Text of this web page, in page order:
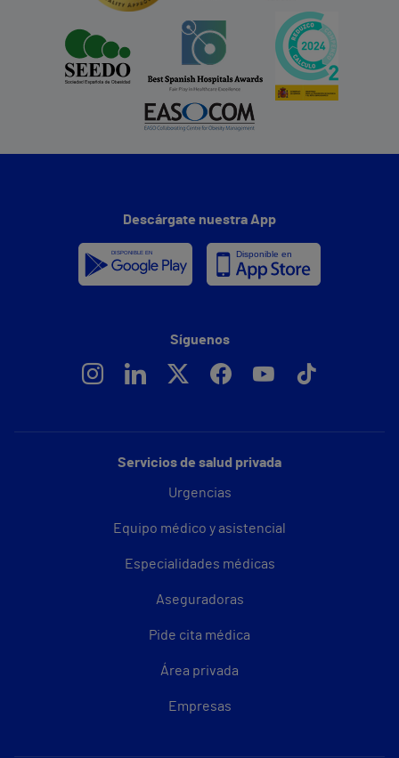
Servicios de salud privada
Urgencias
Equipo médico y asistencial
Especialidades médicas
Aseguradoras
Pide cita médica
Área privada
Empresas
Descárgate nuestra App
Síguenos